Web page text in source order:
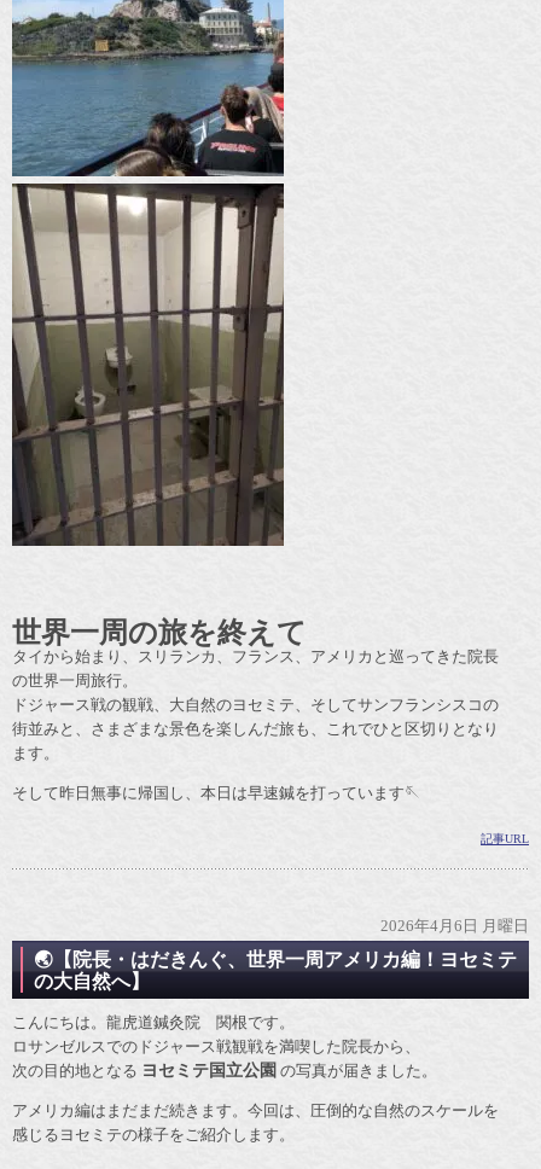
世界一周の旅を終えて
タイから始まり、スリランカ、フランス、アメリカと巡ってきた院長
の世界一周旅行。
ドジャース戦の観戦、大自然のヨセミテ、そしてサンフランシスコの
街並みと、さまざまな景色を楽しんだ旅も、これでひと区切りとなり
ます。
そして昨日無事に帰国し、本日は早速鍼を打っています🪡
記事URL
2026年4月6日 月曜日
🌏【院長・はだきんぐ、世界一周アメリカ編！ヨセミテ
の大自然へ】
こんにちは。龍虎道鍼灸院 関根です。
ロサンゼルスでのドジャース戦観戦を満喫した院長から、
次の目的地となる ヨセミテ国立公園 の写真が届きました。
アメリカ編はまだまだ続きます。今回は、圧倒的な自然のスケールを
感じるヨセミテの様子をご紹介します。